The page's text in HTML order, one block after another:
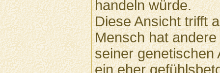
handeln würde.
Diese Ansicht trifft
Mensch hat
seiner genetischen
ein eher